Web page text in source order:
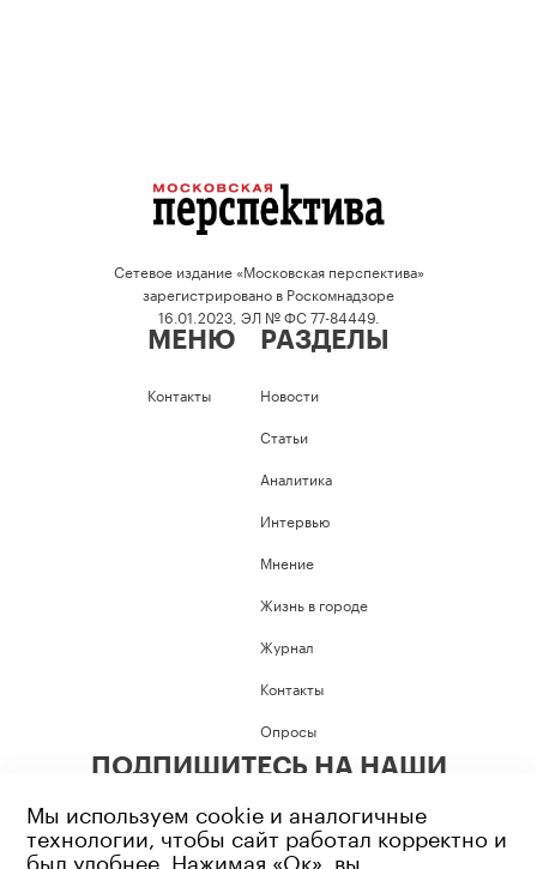
Сетевое издание «Московская перспектива»
зарегистрировано в Роскомнадзоре
16.01.2023, ЭЛ № ФС 77-84449.
МЕНЮ
Контакты
РАЗДЕЛЫ
Новости
Статьи
Аналитика
Интервью
Мнение
Жизнь в городе
Журнал
Контакты
Опросы
ПОДПИШИТЕСЬ НА НАШИ
Мы используем cookie и аналогичные
технологии, чтобы сайт работал корректно и
был удобнее. Нажимая «Ок», вы